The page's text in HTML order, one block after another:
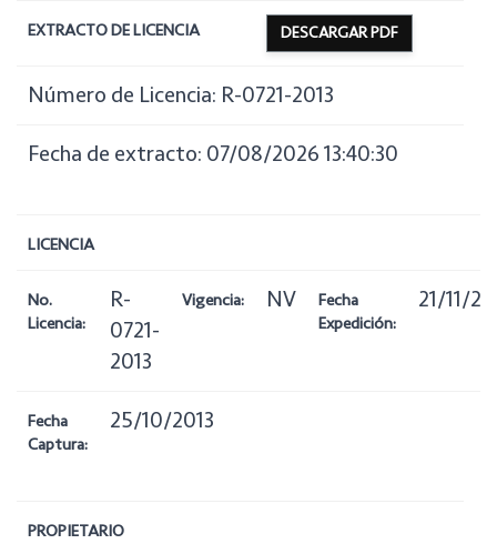
EXTRACTO DE LICENCIA DESCARGAR PDF
Número de Licencia: R-0721-2013
Fecha de extracto: 07/08/2026 13:40:30
LICENCIA
No.
Licencia:
R-
0721-
2013
Vigencia: NV
Fecha
Expedición:
21/11/
Fecha
Captura:
25/10/2013
PROPIETARIO